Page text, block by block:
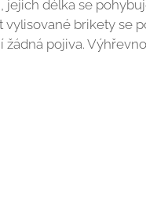
délka se
brikety se
pojiva.